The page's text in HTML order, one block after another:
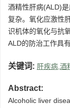
酒精性肝病(ALD)
复杂。氧化应激性
识机体的氧化与抗
ALD的防治工作具
关键词: 肝疾病,酒
Abstract:
Alcoholic liver